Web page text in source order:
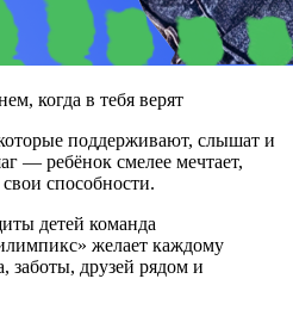
когда в тебя верят
поддерживают, слышат и
— ребёнок смелее мечтает,
способности.
детей команда
желает каждому
заботы, друзей рядом и